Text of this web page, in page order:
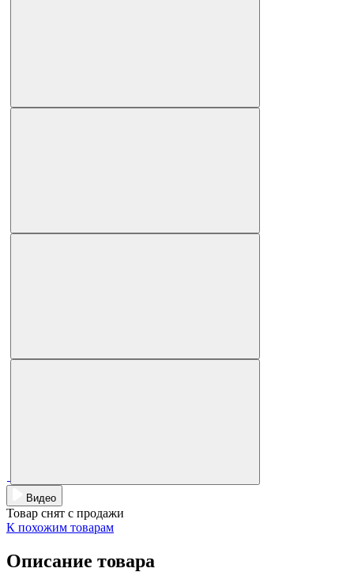
Видео
Товар снят с продажи
К похожим товарам
Описание товара